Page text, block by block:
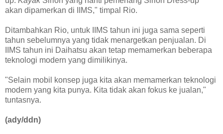
akan dipamerkan di IIMS," timpal Rio.
Ditambahkan Rio, untuk IIMS tahun ini juga sama seperti
tahun sebelumnya yang tidak menargetkan penjualan. Di
IIMS tahun ini Daihatsu akan tetap memamerkan beberapa
teknologi modern yang dimilikinya.
"Selain mobil konsep juga kita akan memamerkan teknologi
modern yang kita punya. Kita tidak akan fokus ke jualan,"
tuntasnya.
(ady/ddn)